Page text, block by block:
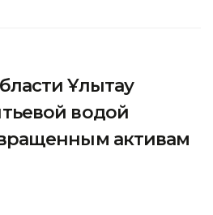
Ұлытау
водой
активам